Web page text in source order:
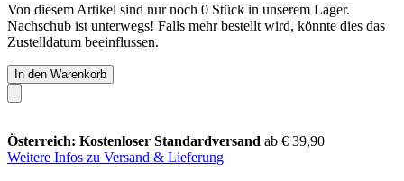
Von diesem Artikel sind nur noch 0 Stück in unserem Lager.
Nachschub ist unterwegs! Falls mehr bestellt wird, könnte dies das
Zustelldatum beeinflussen.
In den Warenkorb
Österreich: Kostenloser Standardversand ab € 39,90
Weitere Infos zu Versand & Lieferung